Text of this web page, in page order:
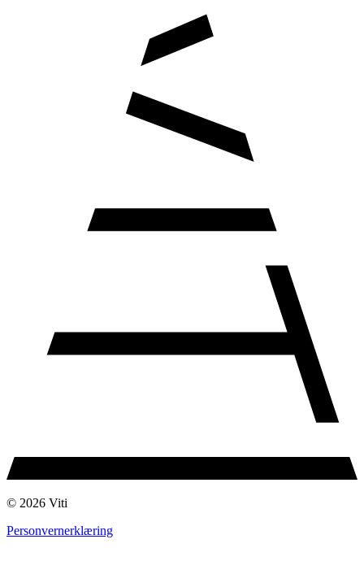
© 2026 Viti
Personvernerklæring